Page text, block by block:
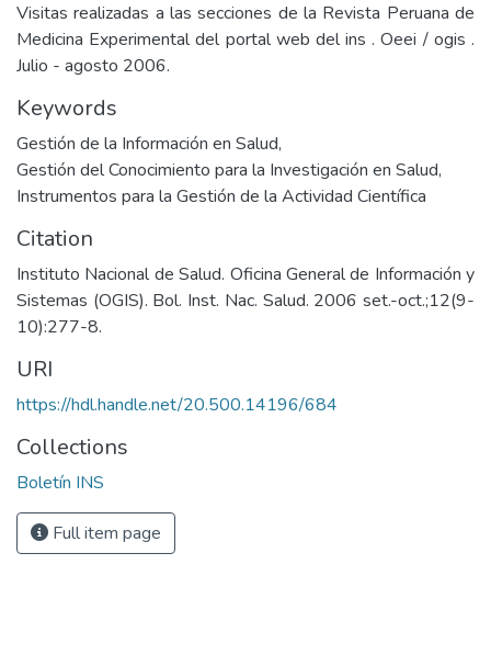
Visitas realizadas a las secciones de la Revista Peruana de
Medicina Experimental del portal web del ins . Oeei / ogis .
Julio - agosto 2006.
Keywords
Gestión de la Información en Salud,
Gestión del Conocimiento para la Investigación en Salud,
Instrumentos para la Gestión de la Actividad Científica
Citation
Instituto Nacional de Salud. Oficina General de Información y
Sistemas (OGIS). Bol. Inst. Nac. Salud. 2006 set.-oct.;12(9-
10):277-8.
URI
https://hdl.handle.net/20.500.14196/684
Collections
Boletín INS
Full item page